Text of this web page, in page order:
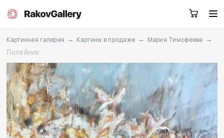
Москва
RU EN CN
Заказать звонок
Картинная галерея → Картины в продаже → Мария Тимофеева
→
Лилейник